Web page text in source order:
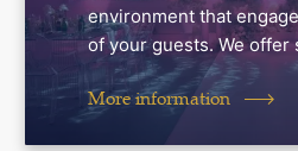
environment that
of your guests. We offer
More information